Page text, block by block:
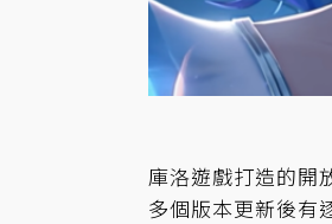
庫洛遊戲打造的開
多個版本更新後有